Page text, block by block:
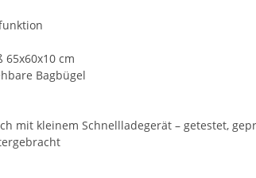
cm
Bagbügel
mit kleinem Schnellladegerät – getestet,